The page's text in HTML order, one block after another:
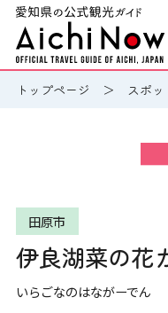
トップページ スポ
田原市
伊良湖菜の花
いらごなのはながーでん